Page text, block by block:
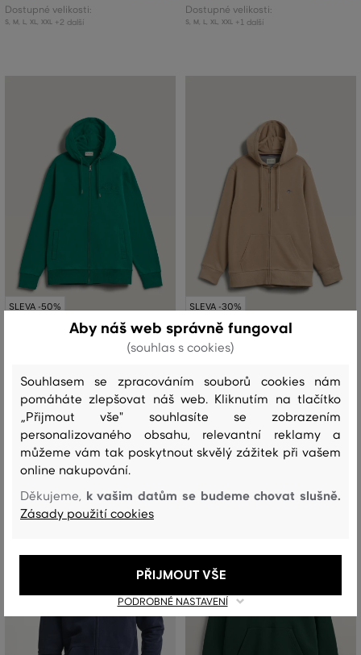
Dostupné velikosti:
S, M L, XL, XXL +2 další
Dostupné velikosti:
S, M L, XL, XXL +1 další
SLEVA -50%
MIKINA GANT REG TONAL SHIELD
2 399 Kč
Dostupné velikosti:
L, XL, XXL +2 další
SLEVA -30%
MIKINA GANT REG SHIELD FULL ZIP
2 729 Kč
Dostupné velikosti:
S XL, XXL, XXXL
Aby náš web správně fungoval
(souhlas s cookies)
Souhlasem se zpracováním souborů cookies nám
pomáháte zlepšovat náš web. Kliknutím na tlačítko
„Přijmout vše" souhlasíte se zobrazením
personalizovaného obsahu, relevantní reklamy a
můžeme vám tak poskytnout skvělý zážitek při vašem
online nakupování.
Děkujeme, k vašim datům se budeme chovat slušně.
Zásady použití cookies
PODROBNÉ NASTAVENÍ
PŘIJMOUT VŠE